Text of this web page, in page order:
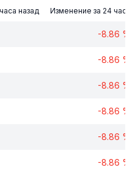
назад Изменение за 24 часа
-8.86 %
-8.86 %
-8.86 %
-8.86 %
-8.86 %
-8.86 %